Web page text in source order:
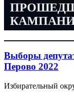
Выборы
Перово 2022
Избирательный